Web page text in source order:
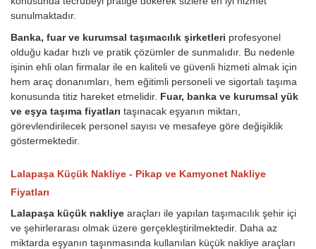
sunulmaktadır.
Banka, fuar ve kurumsal taşımacılık şirketleri profesyonel
olduğu kadar hızlı ve pratik çözümler de sunmalıdır. Bu nedenle
işinin ehli olan firmalar ile en kaliteli ve güvenli hizmeti almak için
hem araç donanımları, hem eğitimli personeli ve sigortalı taşıma
konusunda titiz hareket etmelidir. Fuar, banka ve kurumsal yük
ve eşya taşıma fiyatları taşınacak eşyanın miktarı,
görevlendirilecek personel sayısı ve mesafeye göre değişiklik
göstermektedir.
Lalapaşa Küçük Nakliye - Pikap ve Kamyonet Nakliye
Fiyatları
Lalapaşa küçük nakliye araçları ile yapılan taşımacılık şehir içi
ve şehirlerarası olmak üzere gerçekleştirilmektedir. Daha az
miktarda eşyanın taşınmasında kullanılan küçük nakliye araçları